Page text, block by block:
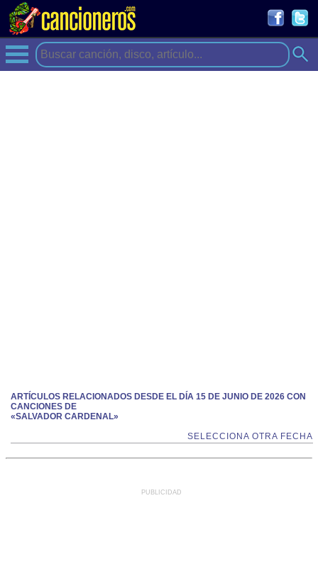
ARTÍCULOS RELACIONADOS DESDE EL DÍA 15 DE JUNIO DE 2026 CON
CANCIONES DE
«SALVADOR CARDENAL»
SELECCIONA OTRA FECHA
PUBLICIDAD